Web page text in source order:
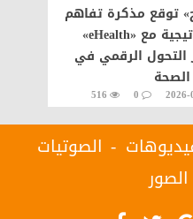
توقع مذكرة تفاهم
استراتيجية مع «eHealth»
التحول الرقمي في
0
516
الصوتيات